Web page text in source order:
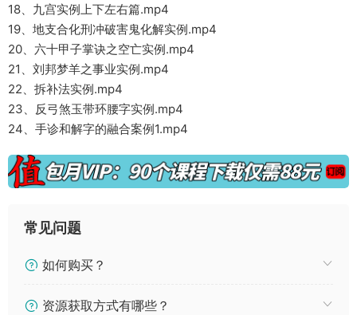
18、九宫实例上下左右篇.mp4
19、地支合化刑冲破害鬼化解实例.mp4
20、六十甲子掌诀之空亡实例.mp4
21、刘邦梦羊之事业实例.mp4
22、拆补法实例.mp4
23、反弓煞玉带环腰字实例.mp4
24、手诊和解字的融合案例1.mp4
常见问题
如何购买？
资源获取方式有哪些？